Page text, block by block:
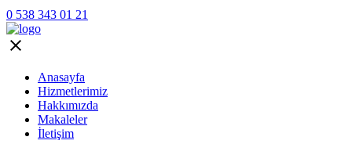
0 538 343 01 21
Anasayfa
Hizmetlerimiz
Hakkımızda
Makaleler
İletişim